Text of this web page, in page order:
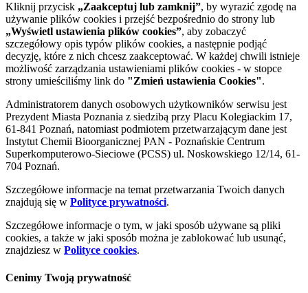
Kliknij przycisk „Zaakceptuj lub zamknij”, by wyrazić zgodę na
używanie plików cookies i przejść bezpośrednio do strony lub
„Wyświetl ustawienia plików cookies”, aby zobaczyć
szczegółowy opis typów plików cookies, a następnie podjąć
decyzję, które z nich chcesz zaakceptować. W każdej chwili istnieje
możliwość zarządzania ustawieniami plików cookies - w stopce
strony umieściliśmy link do "Zmień ustawienia Cookies".
Administratorem danych osobowych użytkowników serwisu jest
Prezydent Miasta Poznania z siedzibą przy Placu Kolegiackim 17,
61-841 Poznań, natomiast podmiotem przetwarzającym dane jest
Instytut Chemii Bioorganicznej PAN - Poznańskie Centrum
Superkomputerowo-Sieciowe (PCSS) ul. Noskowskiego 12/14, 61-
704 Poznań.
Szczegółowe informacje na temat przetwarzania Twoich danych
znajdują się w Polityce prywatności.
Szczegółowe informacje o tym, w jaki sposób używane są pliki
cookies, a także w jaki sposób można je zablokować lub usunąć,
znajdziesz w Polityce cookies.
Cenimy Twoją prywatność